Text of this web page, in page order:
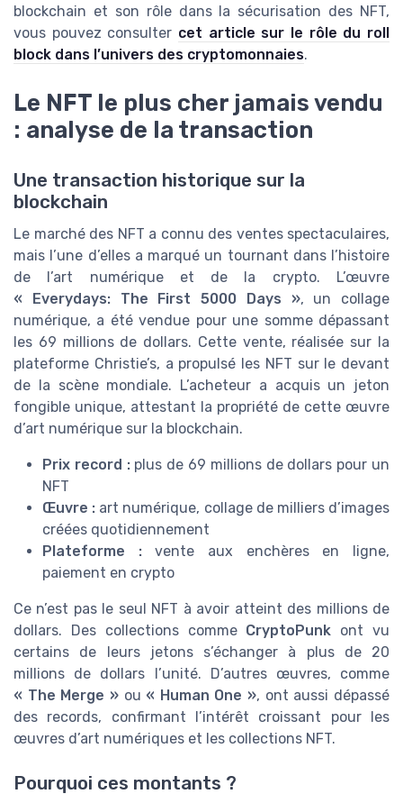
blockchain et son rôle dans la sécurisation des NFT,
vous pouvez consulter cet article sur le rôle du roll
block dans l’univers des cryptomonnaies.
Le NFT le plus cher jamais vendu
: analyse de la transaction
Une transaction historique sur la
blockchain
Le marché des NFT a connu des ventes spectaculaires,
mais l’une d’elles a marqué un tournant dans l’histoire
de l’art numérique et de la crypto. L’œuvre
« Everydays: The First 5000 Days », un collage
numérique, a été vendue pour une somme dépassant
les 69 millions de dollars. Cette vente, réalisée sur la
plateforme Christie’s, a propulsé les NFT sur le devant
de la scène mondiale. L’acheteur a acquis un jeton
fongible unique, attestant la propriété de cette œuvre
d’art numérique sur la blockchain.
Prix record :plus de 69 millions de dollars pour un
NFT
Œuvre : art numérique, collage de milliers d’images
créées quotidiennement
Plateforme :vente aux enchères en ligne,
paiement en crypto
Ce n’est pas le seul NFT à avoir atteint des millions de
dollars. Des collections comme CryptoPunk ont vu
certains de leurs jetons s’échanger à plus de 20
millions de dollars l’unité. D’autres œuvres, comme
« The Merge »ou « Human One », ont aussi dépassé
des records, confirmant l’intérêt croissant pour les
œuvres d’art numériques et les collections NFT.
Pourquoi ces montants ?